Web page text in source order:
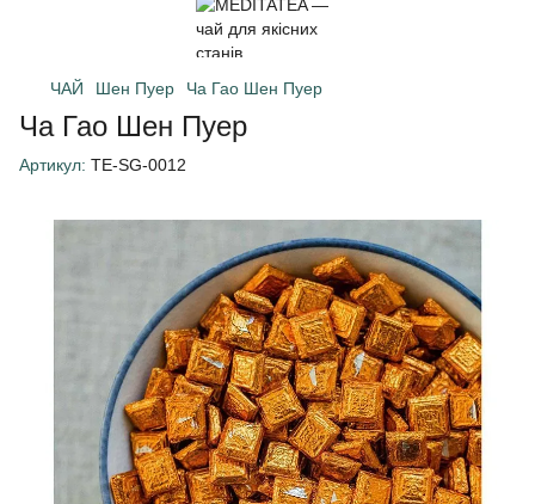
ЧАЙ Шен Пуер Ча Гао Шен Пуер
Ча Гао Шен Пуер
Артикул: TE-SG-0012